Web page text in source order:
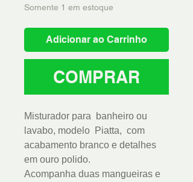
Somente 1 em estoque
Adicionar ao Carrinho
COMPRAR
Misturador para banheiro ou
lavabo, modelo Piatta, com
acabamento branco e detalhes
em ouro polido.
Acompanha duas mangueiras e